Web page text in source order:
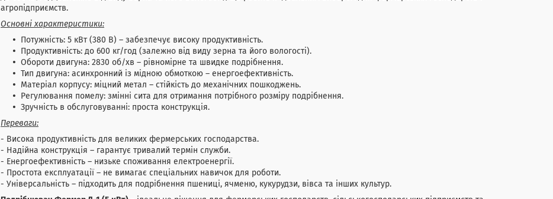
агропідприємств.
Основні характеристики:
Потужність: 5 кВт (380 В) – забезпечує високу продуктивність.
Продуктивність: до 600 кг/год (залежно від виду зерна та його вологості).
Обороти двигуна: 2830 об/хв – рівномірне та швидке подрібнення.
Тип двигуна: асинхронний із мідною обмоткою – енергоефективність.
Матеріал корпусу: міцний метал – стійкість до механічних пошкоджень.
Регулювання помелу: змінні сита для отримання потрібного розміру подрібнення.
Зручність в обслуговуванні: проста конструкція.
Переваги:
- Висока продуктивність для великих фермерських господарства.
- Надійна конструкція – гарантує тривалий термін служби.
- Енергоефективність – низьке споживання електроенергії.
- Простота експлуатації – не вимагає спеціальних навичок для роботи.
- Універсальність – підходить для подрібнення пшениці, ячменю, кукурудзи, вівса та інших культур.